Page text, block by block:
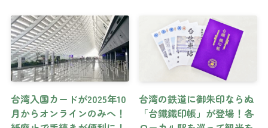
台湾入国カードが2025年10
月からオンラインのみへ！
台湾の鉄道に御朱印ならぬ
「台鐵鐵印帳」が登場！各